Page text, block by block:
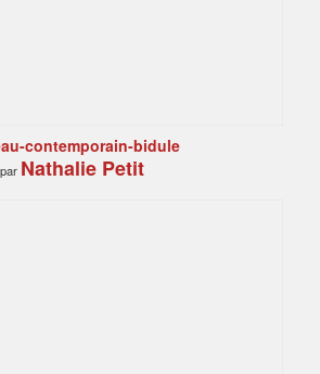
contemporain-bidule
par Nathalie Petit